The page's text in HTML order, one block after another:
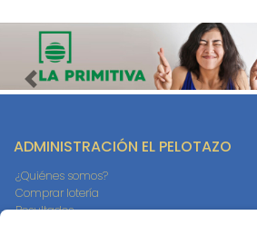
Imagen anterior
ADMINISTRACIÓN EL PELOTAZO
¿Quiénes somos?
Comprar lotería
Resultados